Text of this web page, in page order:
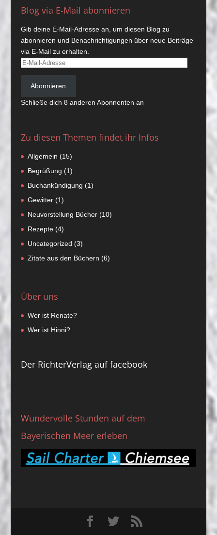
Blog via E-Mail abonnieren
Gib deine E-Mail-Adresse an, um diesen Blog zu
abonnieren und Benachrichtigungen über neue Beiträge
via E-Mail zu erhalten.
E-
Adresse
Abonnieren
Schließe dich 8 anderen Abonnenten an
Zu diesen Themen findet ihr Infos
Allgemein (15)
Begrüßung (1)
Buchankündigung (1)
Gewitter(1)
Neuvorstellung Bücher(10)
Rezepte(4)
Uncategorized (3)
Zitate aus den Büchern (6)
Über uns
Wer ist Renate?
Wer ist Hinni?
Der RichterVerlag auf facebook
Wundervolle Stunden auf dem
Bayerischen Meer erleben